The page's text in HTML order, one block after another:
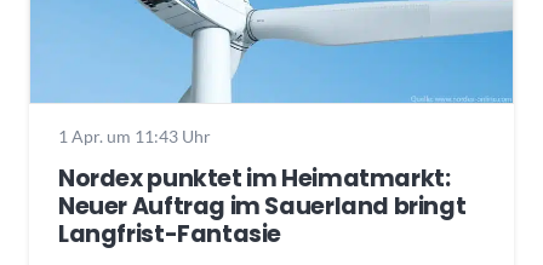
1 Apr. um 11:43 Uhr
Nordex punktet im Heimatmarkt:
Neuer Auftrag im Sauerland bringt
Langfrist-Fantasie